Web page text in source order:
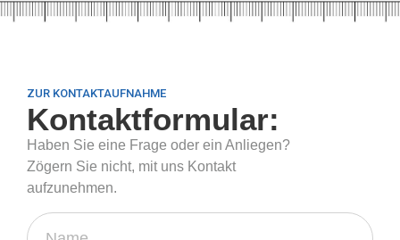
ZUR KONTAKTAUFNAHME
Kontaktformular:
Haben Sie eine Frage oder ein Anliegen?
Zögern Sie nicht, mit uns Kontakt
aufzunehmen.